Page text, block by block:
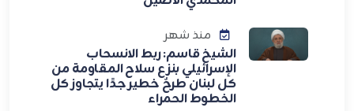
منذ شهر
الشيخ قاسم: ربط الانسحاب
الإسرائيلي بنزع سلاح المقاومة من
كل لبنان طرحٌ خطير جدًا يتجاوز كل
الخطوط الحمراء